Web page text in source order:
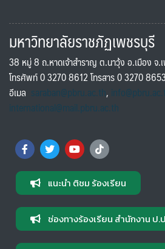
มหาวิทยาลัยราชภัฏเพชรบุรี
38 หมู่ 8 ถ.หาดเจ้าสำราญ ต.นาวุ้ง อ.เมือง จ.
โทรศัพท์ 0 3270 8612 โทรสาร 0 3270 8653
อีเมล saraban@pbru.ac.th,
international@mail.pbru.ac.th
แนะนำ ติชม ร้องเรียน
ช่องทางร้องเรียน สำนักงาน ป.